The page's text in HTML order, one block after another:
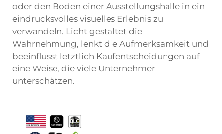
oder den Boden einer Ausstellungshalle in ein
eindrucksvolles visuelles Erlebnis zu
verwandeln. Licht gestaltet die
Wahrnehmung, lenkt die Aufmerksamkeit und
beeinflusst letztlich Kaufentscheidungen auf
eine Weise, die viele Unternehmer
unterschätzen.